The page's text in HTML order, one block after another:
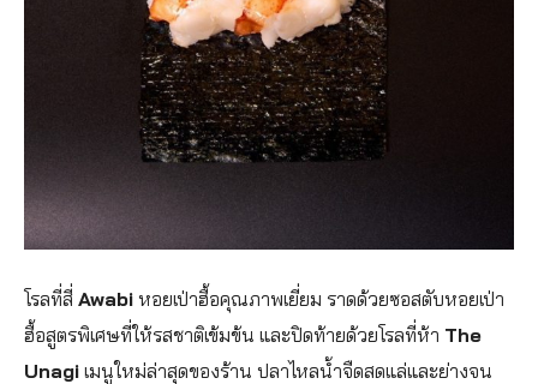
โรลที่สี่ Awabi หอยเป่าฮื้อคุณภาพเยี่ยม ราดด้วยซอสตับหอยเป่า
ฮื้อสูตรพิเศษที่ให้รสชาติเข้มข้น และปิดท้ายด้วยโรลที่ห้า The
Unagi เมนูใหม่ล่าสุดของร้าน ปลาไหลน้ำจืดสดแล่และย่างจน